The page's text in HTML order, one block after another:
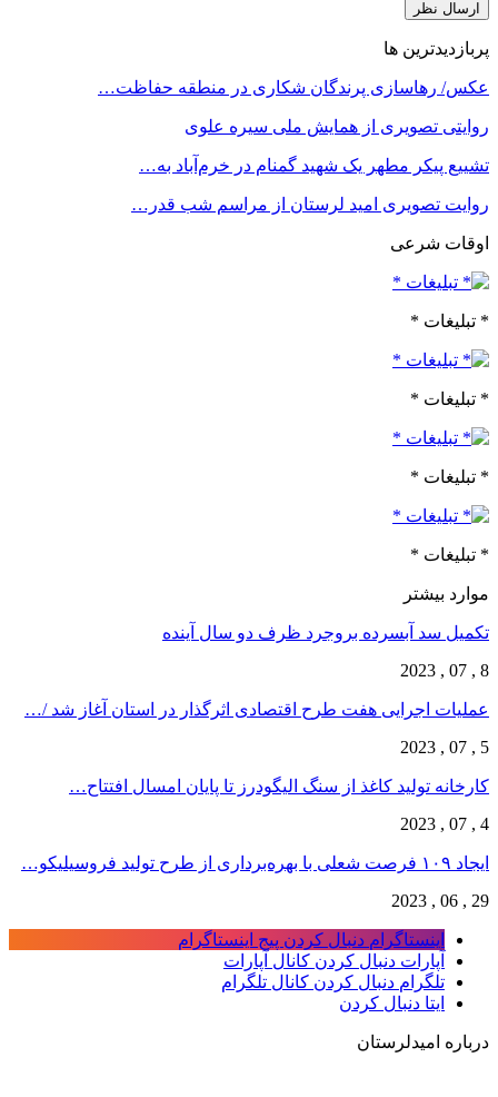
پربازدیدترین ها
عکس/ رهاسازی پرندگان شکاری در منطقه حفاظت…
روایتی تصویری از همایش ملی سیره علوی
تشییع پیکر مطهر یک شهید گمنام در خرم‌آباد به…
روایت تصویری امید لرستان از مراسم شب قدر…
اوقات شرعی
* تبلیغات *
* تبلیغات *
* تبلیغات *
* تبلیغات *
موارد بیشتر
تکمیل سد آبسرده بروجرد ظرف دو سال آینده
8 , 07 , 2023
عملیات اجرایی هفت طرح اقتصادی اثرگذار در استان آغاز شد /…
5 , 07 , 2023
کارخانه تولید کاغذ از سنگ الیگودرز تا پایان امسال افتتاح…
4 , 07 , 2023
ایجاد ۱۰۹ فرصت شعلی با بهره‌برداری از طرح تولید فروسیلیکو…
29 , 06 , 2023
اینستاگرام دنبال کردن پیج اینستاگرام
آپارات دنبال کردن کانال آپارات
تلگرام دنبال کردن کانال تلگرام
ایتا دنبال کردن
درباره امیدلرستان